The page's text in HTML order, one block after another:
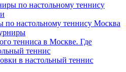
по настольному теннису
по настольному теннису Москва
тенниса в Москве. Где
теннис
в настольный теннис